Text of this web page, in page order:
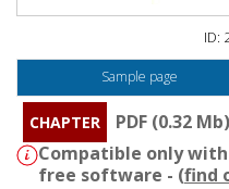
ID:
Sample page
CHAPTER
PDF (0.32 Mb)
Compatible only with
free software - (find